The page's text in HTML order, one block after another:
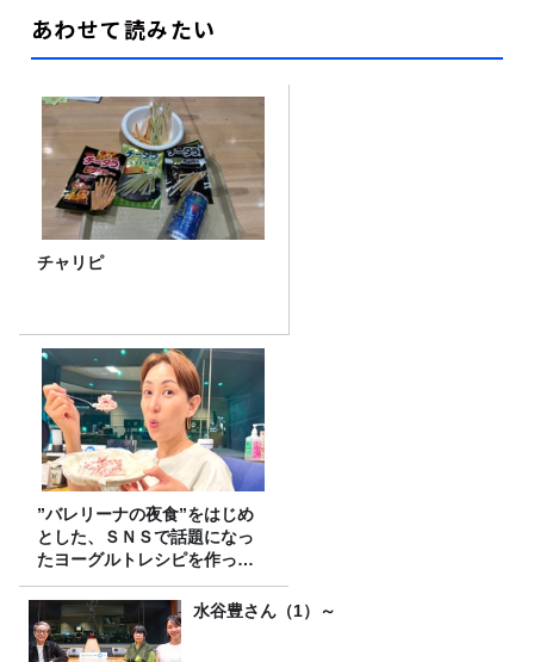
あわせて読みたい
チャリピ
”バレリーナの夜食”をはじめ
とした、ＳＮＳで話題になっ
たヨーグルトレシピを作って
みた！
水谷豊さん（1）～